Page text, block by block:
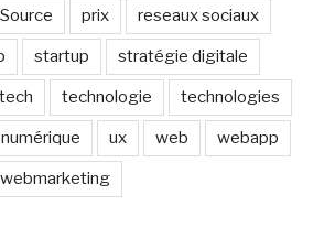
prix reseaux sociaux
startup stratégie digitale
tech technologie technologies
ux web webapp
webmarketing